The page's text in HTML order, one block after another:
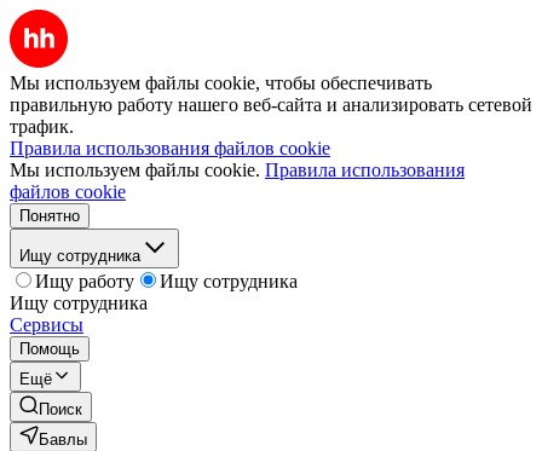
Мы используем файлы cookie, чтобы обеспечивать
правильную работу нашего веб-сайта и анализировать сетевой
трафик.
Правила использования файлов cookie
Мы используем файлы cookie. Правила использования
файлов cookie
Понятно
Ищу сотрудника
Ищу работу
Ищу сотрудника
Ищу сотрудника
Сервисы
Помощь
Ещё
Поиск
Бавлы